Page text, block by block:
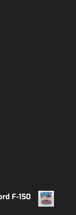
F-150